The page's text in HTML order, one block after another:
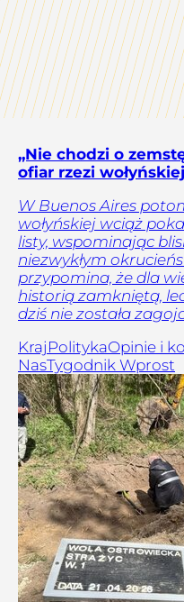
„Nie chodzi o
ofiar rzezi wołyńskiej
W Buenos Aires
wołyńskiej wciąż
listy, wspominając
niezwykłym
przypomina, że dla
historią zamkniętą,
dziś nie została
Kraj PolitykaOpinie i
NasTygodnik Wprost